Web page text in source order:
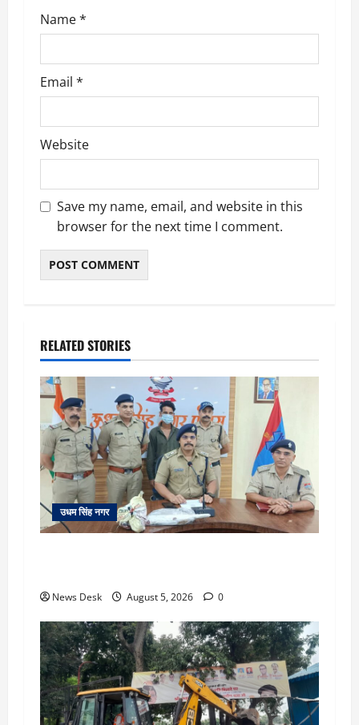
Name*
Email *
Website
Save my name, email, and website in this
browser for the next time I comment.
RELATED STORIES
उधम सिंह नगर
News Desk August 5, 2026 0